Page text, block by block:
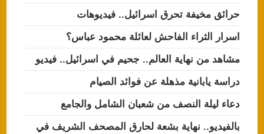
حرائق مخيفة تحرق اسرائيل.. فيديوهات
اسرار الثراء الفاحش لعائلة محمود عباس؟
مشاهد من نهاية العالم.. جحيم في اسرائيل.. فيديو
دراسة يابانية مذهلة عن فوائد الصيام
دعاء ليلة النصف من شعبان الشامل والجامع
بالفيديو.. نهاية بشعة لحارق المصحف الشريف في